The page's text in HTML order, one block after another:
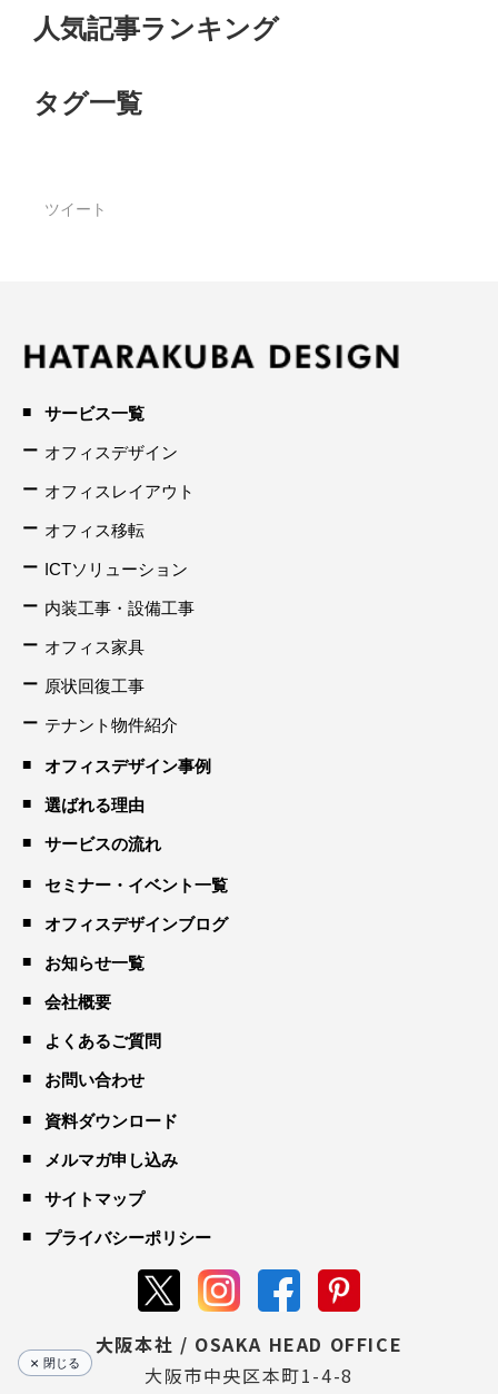
人気記事ランキング
タグ一覧
ツイート
サービス一覧
オフィスデザイン
オフィスレイアウト
オフィス移転
ICTソリューション
内装工事・設備工事
オフィス家具
原状回復工事
テナント物件紹介
オフィスデザイン事例
選ばれる理由
サービスの流れ
セミナー・イベント一覧
オフィスデザインブログ
お知らせ一覧
会社概要
よくあるご質問
お問い合わせ
資料ダウンロード
メルマガ申し込み
サイトマップ
プライバシーポリシー
大阪本社 / OSAKA HEAD OFFICE
大阪市中央区本町1-4-8
閉じる